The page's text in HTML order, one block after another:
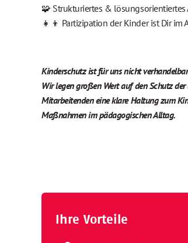
🧩 Strukturiertes & lösungsorientiertes
👧👦 Partizipation der Kinder ist Dir
Kinderschutz ist für uns nicht
Wir legen großen Wert auf den Schutz
Mitarbeitenden eine klare Haltung zum
Maßnahmen im pädagogischen Alltag.
Ihre Vorteile